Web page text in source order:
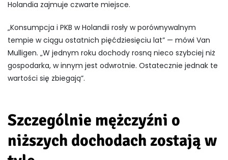
Holandia zajmuje czwarte miejsce.
„Konsumpcja i PKB w Holandii rosły w porównywalnym
tempie w ciągu ostatnich pięćdziesięciu lat” — mówi Van
Mulligen. „W jednym roku dochody rosną nieco szybciej niż
gospodarka, w innym jest odwrotnie. Ostatecznie jednak te
wartości się zbiegają”.
Szczególnie mężczyźni o
niższych dochodach zostają w